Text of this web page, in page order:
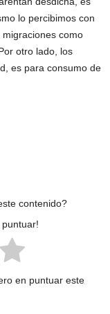
lo percibimos con
como
otro lado, los
es para consumo de
contenido?
puntuar!
en puntuar este